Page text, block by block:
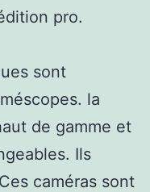
pro.
sont
la
de gamme et
Ils
caméras sont